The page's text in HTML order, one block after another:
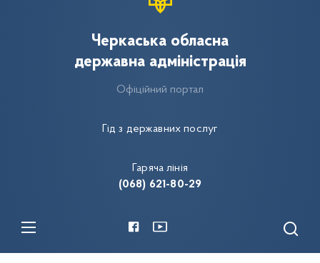
Гід з державних послуг
Черкаська обласна
державна адміністрація
Офіційний портал
Гаряча лінія
(068) 621-80-29